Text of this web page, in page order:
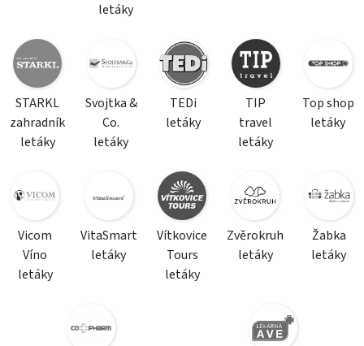
letáky
STARKL
zahradník
letáky
Svojtka &
Co.
letáky
TEDi
letáky
TIP
travel
letáky
Top shop
letáky
Vicom
Víno
letáky
VitaSmart
letáky
Vítkovice
Tours
letáky
Zvěrokruh
letáky
Žabka
letáky